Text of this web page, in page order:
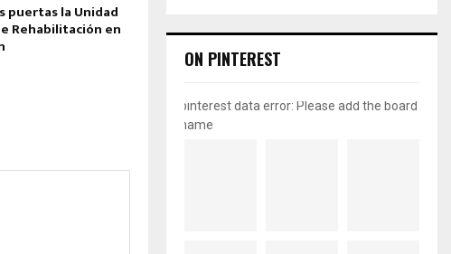
puertas la Unidad
Rehabilitación en
ON PINTEREST
pinterest data error: Please add the board
name